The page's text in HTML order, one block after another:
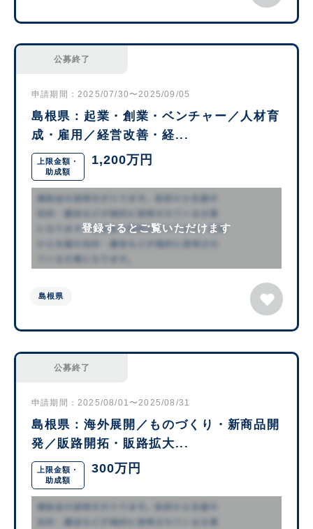
公募終了
申請期間：2025/07/30〜2025/09/05
島根県：起業・創業・ベンチャー／人材育
成・雇用／経営改善・経...
上限金額・
助成額
1,200万円
登録するとご覧いただけます
島根県
公募終了
申請期間：2025/08/01〜2025/08/31
島根県：海外展開／ものづくり・新商品開
発／販路開拓・販路拡大...
上限金額・
助成額
300万円